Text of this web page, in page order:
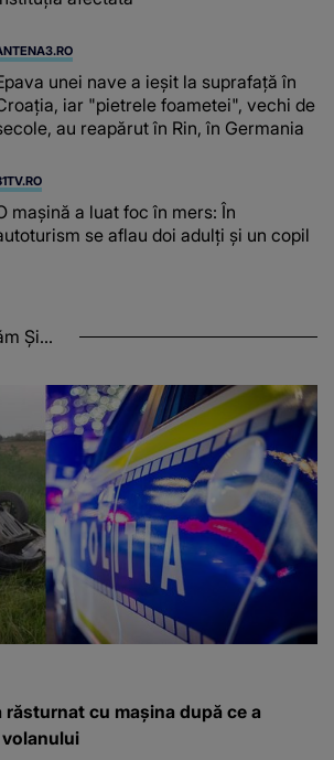
unei nave a ieșit la suprafață în
iar "pietrele foametei", vechi de
au reapărut în Rin, în Germania
maşină a luat foc în mers: În
se aflau doi adulți și un copil
Și...
răsturnat cu mașina după ce a